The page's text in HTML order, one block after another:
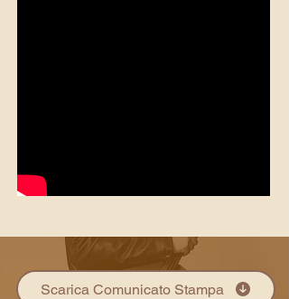
Scarica Comunicato Stampa